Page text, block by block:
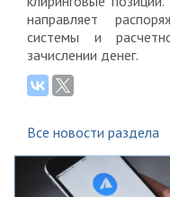
направляет
системы и
зачислении денег.
Все новости раздела